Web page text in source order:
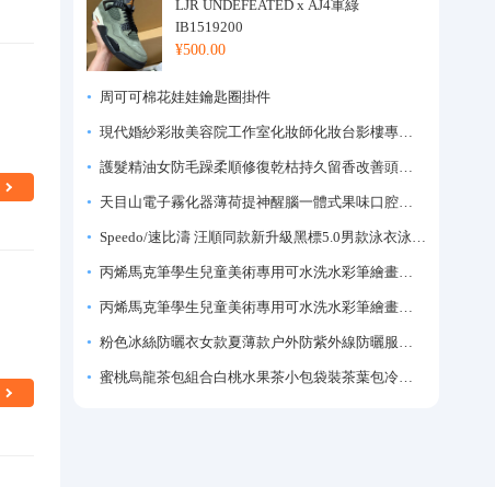
LJR UNDEFEATED x AJ4軍綠
IB1519200
¥500.00
周可可棉花娃娃鑰匙圈掛件
現代婚紗彩妝美容院工作室化妝師化妝台影樓專業化妝師專用梳妝台
護髮精油女防毛躁柔順修復乾枯持久留香改善頭髮毛躁柔順劑神器
天目山電子霧化器薄荷提神醒腦一體式果味口腔噴霧吸入式戒煙神器
Speedo/速比濤 汪順同款新升級黑標5.0男款泳衣泳褲溫泉游泳套裝
丙烯馬克筆學生兒童美術專用可水洗水彩筆繪畫彩色塗鴉畫筆不透色可疊色防水手繪diy丙烯顏料筆水性填色筆
丙烯馬克筆學生兒童美術專用可水洗水彩筆繪畫彩色塗鴉畫筆不透色可疊色防水手繪diy丙烯顏料筆水性填色筆
粉色冰絲防曬衣女款夏薄款户外防紫外線防曬服修身緊身短外套上衣
蜜桃烏龍茶包組合白桃水果茶小包袋裝茶葉包冷泡茶泡水喝的東西